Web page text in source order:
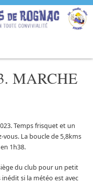
MARCHE
Temps frisquet et un
La boucle de 5,8kms
1h38.
du club pour un petit
si la météo est avec